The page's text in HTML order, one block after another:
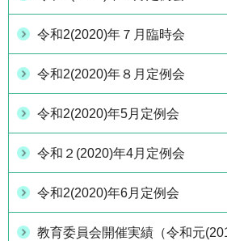
令和2(2020)年７月臨時会
令和2(2020)年８月定例会
令和2(2020)年5月定例会
令和２(2020)年4月定例会
令和2(2020)年6月定例会
教育委員会開催実績（令和元